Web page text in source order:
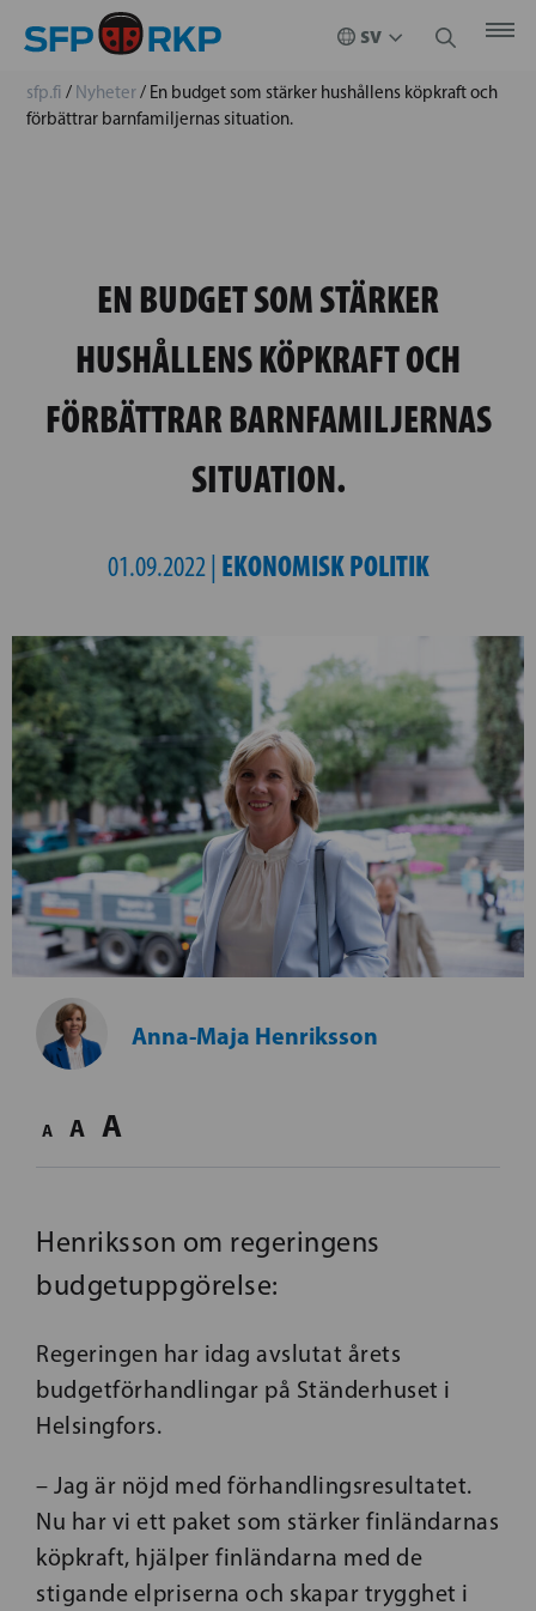
sfp.fi / Nyheter/ En budget som stärker hushållens köpkraft och
förbättrar barnfamiljernas situation.
EN BUDGET SOM STÄRKER
HUSHÅLLENS KÖPKRAFT OCH
FÖRBÄTTRAR BARNFAMILJERNAS
SITUATION.
01.09.2022 | EKONOMISK POLITIK
Anna-Maja Henriksson
A A A
Henriksson om regeringens
budgetuppgörelse:
Regeringen har idag avslutat årets
budgetförhandlingar på Ständerhuset i
Helsingfors.
– Jag är nöjd med förhandlingsresultatet.
Nu har vi ett paket som stärker finländarnas
köpkraft, hjälper finländarna med de
stigande elpriserna och skapar trygghet i